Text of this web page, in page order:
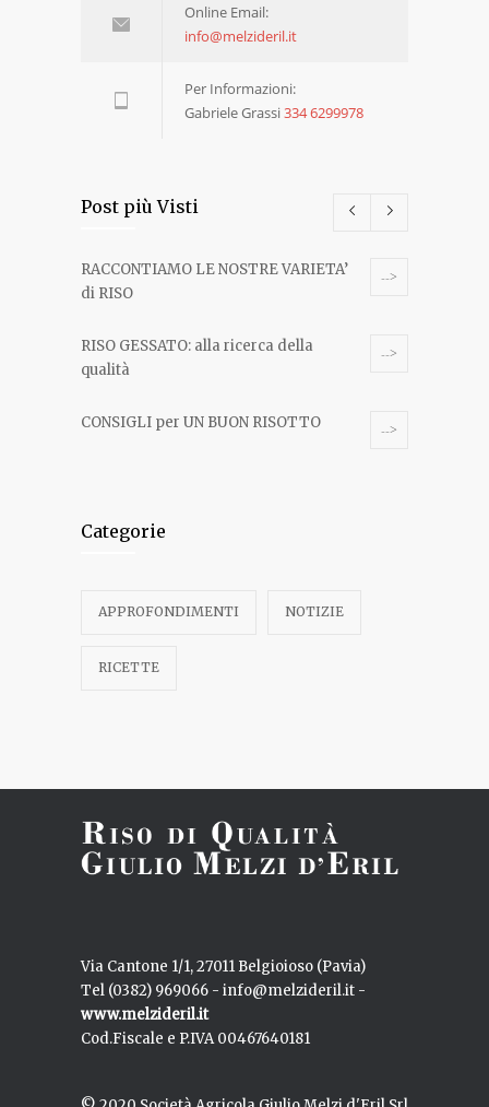
Online Email:
info@melzideril.it
Per Informazioni:
Gabriele Grassi334 6299978
Post più Visti
RACCONTIAMO LE NOSTRE VARIETA’
di RISO
-->
RISO GESSATO: alla ricerca della
qualità
-->
CONSIGLI per UN BUON RISOTTO -->
alla ricerca della qualità
RISOTTO ALLE ZUCCHINE E MENTA
RISOTTO AI GAMBERI E LIME
RISOTTO ALLO STRACCHINO CON
Categorie
APPROFONDIMENTI NOTIZIE
RICETTE
Via Cantone 1/1, 27011 Belgioioso (Pavia)
Tel (0382) 969066 - info@melzideril.it -
www.melzideril.it
Cod.Fiscale e P.IVA 00467640181